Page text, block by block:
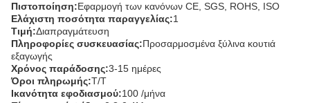
Πιστοποίηση:Εφαρμογή των κανόνων CE, SGS, ROHS, ISO
Ελάχιστη ποσότητα παραγγελίας:1
Τιμή:Διαπραγμάτευση
Πληροφορίες συσκευασίας:Προσαρμοσμένα ξύλινα κουτιά
εξαγωγής
Χρόνος παράδοσης:3-15 ημέρες
Όροι πληρωμής:Τ/Τ
Ικανότητα εφοδιασμού:100 /μήνα